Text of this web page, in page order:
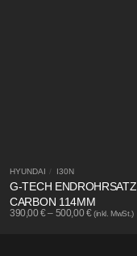
HYUNDAI / I30N
G-TECH ENDROHRSATZ
CARBON 114MM
390,00€– 500,00€ (inkl. MwSt.)